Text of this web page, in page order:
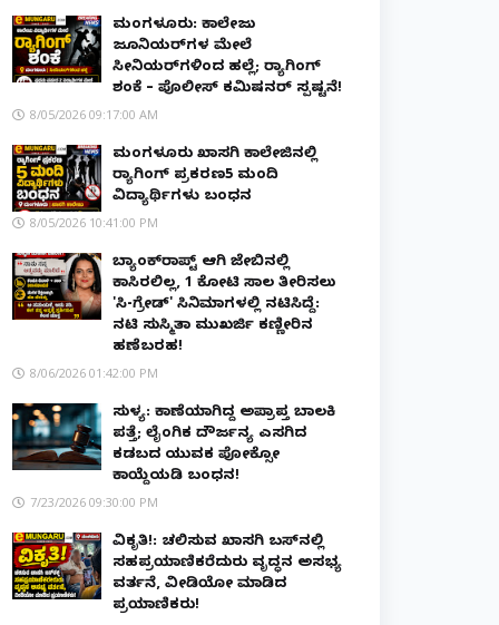
ಮಂಗಳೂರು: ಕಾಲೇಜು
ಜೂನಿಯರ್‌ಗಳ ಮೇಲೆ
ಸೀನಿಯರ್‌ಗಳಿಂದ ಹಲ್ಲೆ; ರ‌್ಯಾಗಿಂಗ್
ಶಂಕೆ – ಪೊಲೀಸ್ ಕಮಿಷನರ್ ಸ್ಪಷ್ಟನೆ!
8/05/2026 09:17:00 AM
ಮಂಗಳೂರು ಖಾಸಗಿ ಕಾಲೇಜಿನಲ್ಲಿ
ರ‌್ಯಾಗಿಂಗ್ ಪ್ರಕರಣ5 ಮಂದಿ
ವಿದ್ಯಾರ್ಥಿಗಳು ಬಂಧನ
8/05/2026 10:41:00 PM
ಬ್ಯಾಂಕ್‌ರಾಪ್ಟ್‌ ಆಗಿ ಜೇಬಿನಲ್ಲಿ
ಕಾಸಿರಲಿಲ್ಲ, ₹1 ಕೋಟಿ ಸಾಲ ತೀರಿಸಲು
'ಸಿ-ಗ್ರೇಡ್' ಸಿನಿಮಾಗಳಲ್ಲಿ ನಟಿಸಿದ್ದೆ:
ನಟಿ ಸುಸ್ಮಿತಾ ಮುಖರ್ಜಿ ಕಣ್ಣೀರಿನ
ಹಣೆಬರಹ!
8/06/2026 01:42:00 PM
ಸುಳ್ಯ: ಕಾಣೆಯಾಗಿದ್ದ ಅಪ್ರಾಪ್ತ ಬಾಲಕಿ
ಪತ್ತೆ; ಲೈಂಗಿಕ ದೌರ್ಜನ್ಯ ಎಸಗಿದ
ಕಡಬದ ಯುವಕ ಪೋಕ್ಸೋ
ಕಾಯ್ದೆಯಡಿ ಬಂಧನ!
7/23/2026 09:30:00 PM
ವಿಕೃತಿ!: ಚಲಿಸುವ ಖಾಸಗಿ ಬಸ್‌ನಲ್ಲಿ
ಸಹಪ್ರಯಾಣಿಕರೆದುರು ವೃದ್ಧನ ಅಸಭ್ಯ
ವರ್ತನೆ, ವೀಡಿಯೋ ಮಾಡಿದ
ಪ್ರಯಾಣಿಕರು!